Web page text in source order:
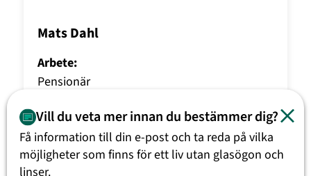
Mats Dahl
Arbete:
Pensionär
Synfel:
grå starr
Behandlingsmetod:
Vill du veta mer innan du bestämmer dig?
Få information till din e-post och ta reda på vilka
möjligheter som finns för ett liv utan glasögon och
linser.